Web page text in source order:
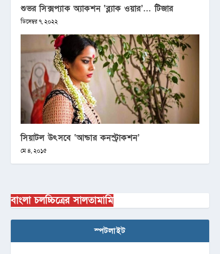
শুভর সিক্সপ্যাক অ্যাকশন ‘ব্ল্যাক ওয়ার’… টিজার
ডিসেম্বর ৭, ২০২২
সিয়াটল উৎসবে ‘আন্ডার কনস্ট্রাকশন’
মে ৪, ২০১৫
বাংলা চলচ্চিত্রের সালতামামি
স্পটলাইট